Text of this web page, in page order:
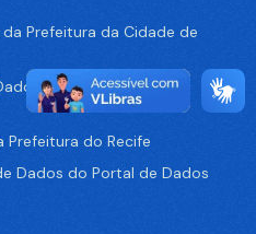
Prefeitura da Cidade de
no Portal de Dados
do Recife
Dados do Portal de Dados